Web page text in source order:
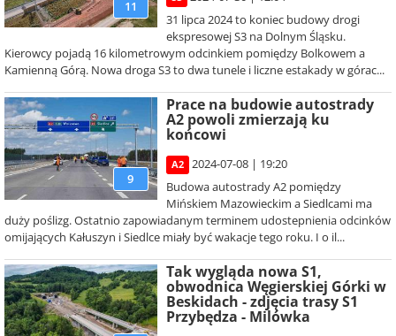
11
31 lipca 2024 to koniec budowy drogi
ekspresowej S3 na Dolnym Śląsku.
Kierowcy pojadą 16 kilometrowym odcinkiem pomiędzy Bolkowem a
Kamienną Górą. Nowa droga S3 to dwa tunele i liczne estakady w górac...
9
Prace na budowie autostrady
A2 powoli zmierzają ku
końcowi
A2
2024-07-08 | 19:20
Budowa autostrady A2 pomiędzy
Mińskiem Mazowieckim a Siedlcami ma
duży poślizg. Ostatnio zapowiadanym terminem udostepnienia odcinków
omijających Kałuszyn i Siedlce miały być wakacje tego roku. I o il...
Tak wygląda nowa S1,
obwodnica Węgierskiej Górki w
Beskidach - zdjęcia trasy S1
Przybędza - Milówka